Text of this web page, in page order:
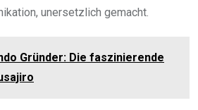
unersetzlich gemacht.
Gründer: Die faszinierende